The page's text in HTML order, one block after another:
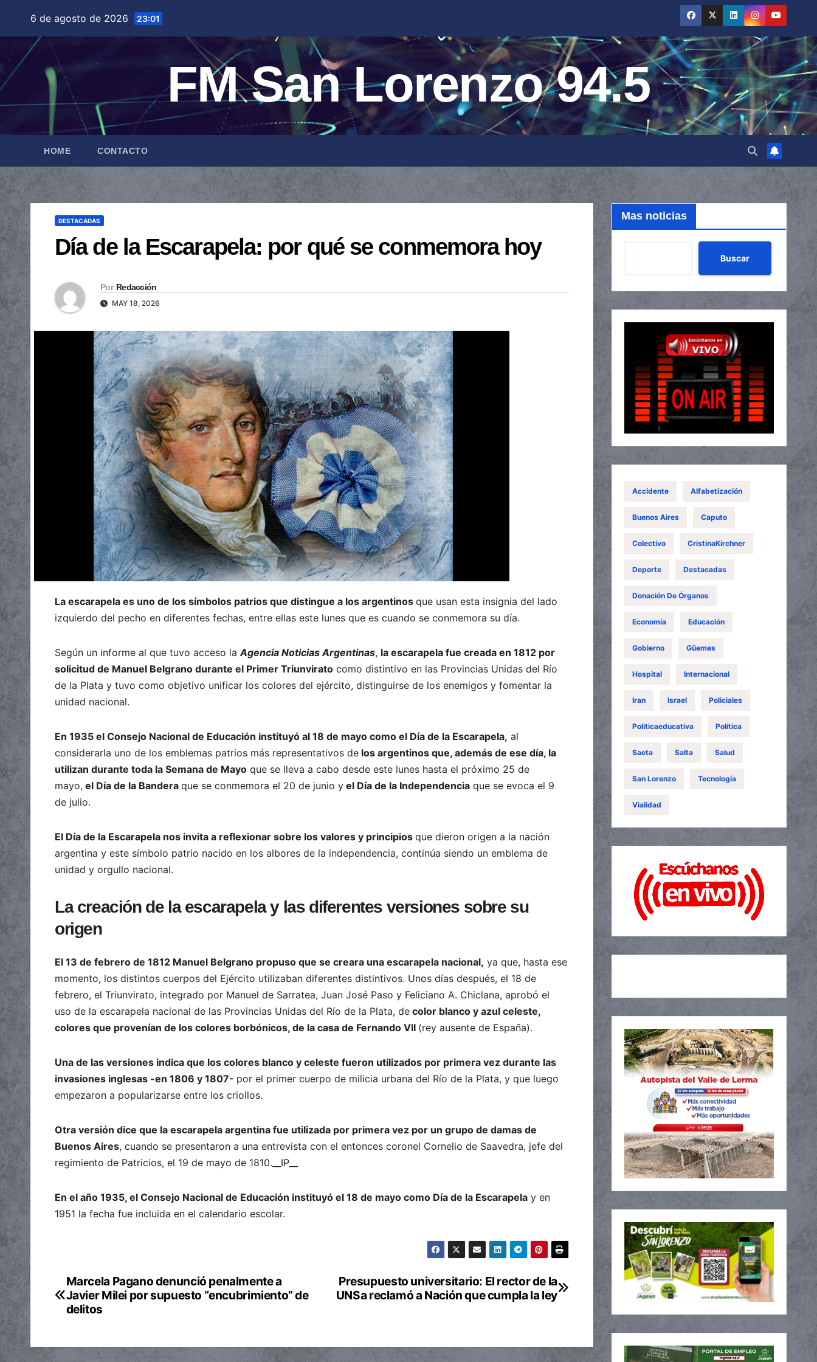
contenido
6 de agosto de 2026 23:01
FM San Lorenzo 94.5
HOME CONTACTO
DESTACADAS
Día de la Escarapela: por qué se conmemora hoy
Por Redacción
MAY 18, 2026
La escarapela es uno de los símbolos patrios que distingue a los argentinos que usan esta insignia del lado
izquierdo del pecho en diferentes fechas, entre ellas este lunes que es cuando se conmemora su día.
Según un informe al que tuvo acceso laAgencia Noticias Argentinas, la escarapela fue creada en 1812 por
solicitud de Manuel Belgrano durante el Primer Triunvirato como distintivo en las Provincias Unidas del Río
de la Plata y tuvo como objetivo unificar los colores del ejército, distinguirse de los enemigos y fomentar la
unidad nacional.
En 1935 el Consejo Nacional de Educación instituyó al 18 de mayo como el Día de la Escarapela, al
considerarla uno de los emblemas patrios más representativos de los argentinos que, además de ese día, la
utilizan durante toda la Semana de Mayo que se lleva a cabo desde este lunes hasta el próximo 25 de
mayo, el Día de la Bandera que se conmemora el 20 de junio y el Día de la Independencia que se evoca el 9
de julio.
El Día de la Escarapela nos invita a reflexionar sobre los valores y principios que dieron origen a la nación
argentina y este símbolo patrio nacido en los albores de la independencia, continúa siendo un emblema de
unidad y orgullo nacional.
La creación de la escarapela y las diferentes versiones sobre su
origen
El 13 de febrero de 1812 Manuel Belgrano propuso que se creara una escarapela nacional, ya que, hasta ese
momento, los distintos cuerpos del Ejército utilizaban diferentes distintivos. Unos días después, el 18 de
febrero, el Triunvirato, integrado por Manuel de Sarratea, Juan José Paso y Feliciano A. Chiclana, aprobó el
uso de la escarapela nacional de las Provincias Unidas del Río de la Plata, de color blanco y azul celeste,
colores que provenían de los colores borbónicos, de la casa de Fernando VII (rey ausente de España).
Una de las versiones indica que los colores blanco y celeste fueron utilizados por primera vez durante las
invasiones inglesas -en 1806 y 1807- por el primer cuerpo de milicia urbana del Río de la Plata, y que luego
empezaron a popularizarse entre los criollos.
Otra versión dice que la escarapela argentina fue utilizada por primera vez por un grupo de damas de
Buenos Aires, cuando se presentaron a una entrevista con el entonces coronel Cornelio de Saavedra, jefe del
regimiento de Patricios, el 19 de mayo de 1810.__IP__
En el año 1935, el Consejo Nacional de Educación instituyó el 18 de mayo como Día de la Escarapela y en
1951 la fecha fue incluida en el calendario escolar.
Navegación
de
Presupuesto universitario: El rector de la
UNSa reclamó a Nación que cumpla la ley
Marcela Pagano denunció penalmente a
Javier Milei por supuesto “encubrimiento” de
delitos
Mas noticias
Buscar
Accidente Alfabetización
Buenos Aires Caputo
Colectivo CristinaKirchner
Deporte Destacadas
Donación De Órganos
Economía Educación
Gobierno Güemes
Hospital Internacional
Iran Israel Policiales
Politicaeducativa Política
Saeta Salta Salud
San Lorenzo Tecnología
Vialidad